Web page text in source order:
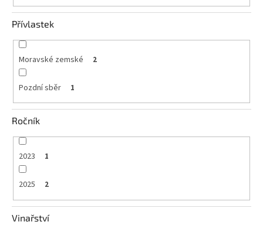
větší
objem
Ostatní
vína
Značky
Přihlášení
Přívlastek
Moravské zemské 2
Pozdní sběr 1
Ročník
2023 1
2025 2
Vinařství